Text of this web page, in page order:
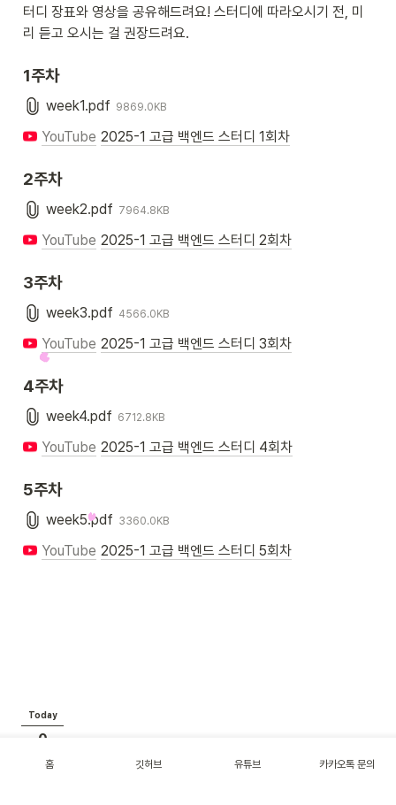
터디 장표와 영상을 공유해드려요! 스터디에 따라오시기 전, 미
리 듣고 오시는 걸 권장드려요.
1주차
week1.pdf 9869.0KB
YouTube 2025-1 고급 백엔드 스터디 1회차
2주차
week2.pdf 7964.8KB
YouTube 2025-1 고급 백엔드 스터디 2회차
3주차
week3.pdf 4566.0KB
YouTube 2025-1 고급 백엔드 스터디 3회차
4주차
week4.pdf 6712.8KB
YouTube 2025-1 고급 백엔드 스터디 4회차
5주차
week5.pdf 3360.0KB
YouTube 2025-1 고급 백엔드 스터디 5회차
Today
0
홈 깃허브 유튜브 카카오톡 문의